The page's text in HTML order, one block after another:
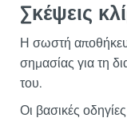
Σκέψεις
Η σωστή
σημασίας για τη
του.
Οι βασικές